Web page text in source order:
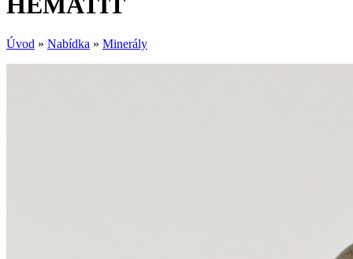
Úvod » Nabídka » Minerály